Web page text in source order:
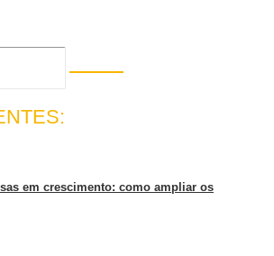
em crescimento: como ampliar os